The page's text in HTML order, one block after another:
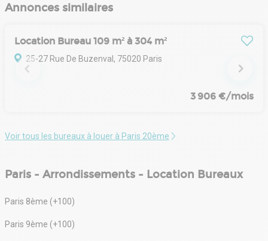
Annonces similaires
Location Bureau 109 m² à 304 m²
25-27 Rue De Buzenval, 75020 Paris
3 906 €/mois
Voir tous les bureaux à louer à Paris 20ème
Paris - Arrondissements - Location Bureaux
Paris 8ème (+100)
Paris 9ème (+100)